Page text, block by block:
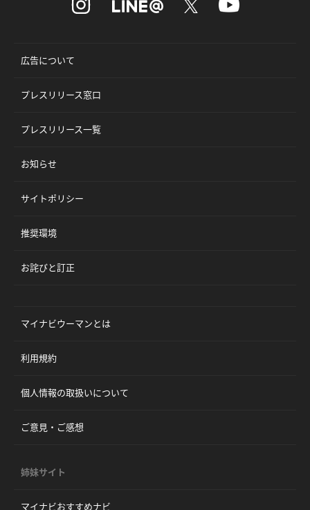
広告について
プレスリリース窓口
プレスリリース一覧
お知らせ
サイトポリシー
推奨環境
お詫びと訂正
マイナビウーマンとは
利用規約
個人情報の取扱いについて
ご意見・ご感想
姉妹サイト
マイナビおすすめナビ